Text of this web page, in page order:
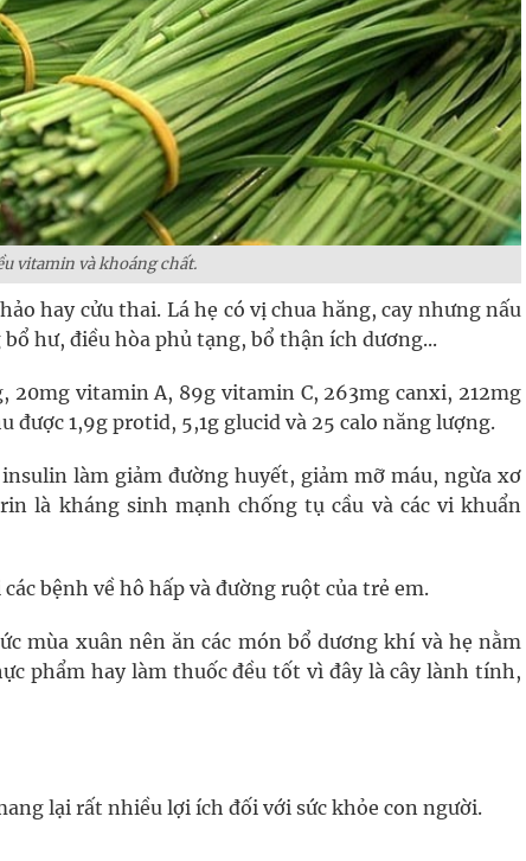
vitamin và khoáng chất.
hay cửu thai. Lá hẹ có vị chua hăng, cay nhưng nấu
hư, điều hòa phủ tạng, bổ thận ích dương...
20mg vitamin A, 89g vitamin C, 263mg canxi, 212mg
được 1,9g protid, 5,1g glucid và 25 calo năng lượng.
làm giảm đường huyết, giảm mỡ máu, ngừa xơ
là kháng sinh mạnh chống tụ cầu và các vi khuẩn
bệnh về hô hấp và đường ruột của trẻ em.
mùa xuân nên ăn các món bổ dương khí và hẹ nằm
phẩm hay làm thuốc đều tốt vì đây là cây lành tính,
lại rất nhiều lợi ích đối với sức khỏe con người.